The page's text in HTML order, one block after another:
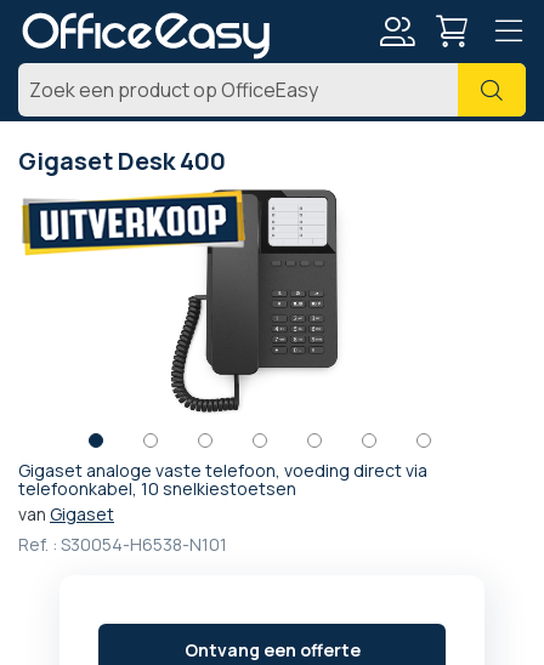
Zoek
Gigaset Desk 400
Gigaset analoge vaste telefoon, voeding direct via
telefoonkabel, 10 snelkiestoetsen
van Gigaset
Ref. : S30054-H6538-N101
Ontvang een offerte
naar
het
einde
Ga
naar
begin
afbeeldingen-